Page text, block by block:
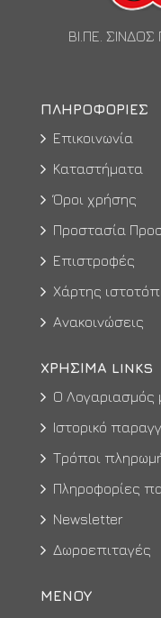
ΒΙ.ΠΕ.
ΠΛΗΡΟΦΟΡΊΕΣ
Επικοινωνία
Καταστήματα
Όροι χρήσης
Προστασία
Επιστροφές
Χάρτης
Ανακοινώσεις
ΧΡΉΣΙΜΑ LINKS
Ο Λογαριασμός
Ιστορικό
Τρόποι
Πληροφορίες
Newsletter
Δωροεπιταγές
ΜΕΝΟΥ